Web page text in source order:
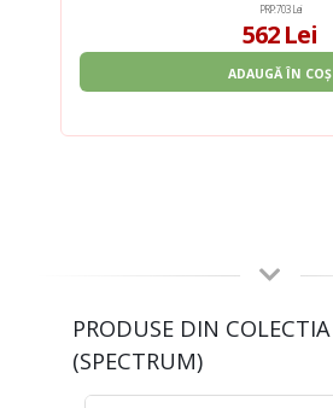
PRP: 703 Lei
562 Lei
ADAUGĂ ÎN COȘ
PRODUSE DIN COLECTIA
(SPECTRUM)